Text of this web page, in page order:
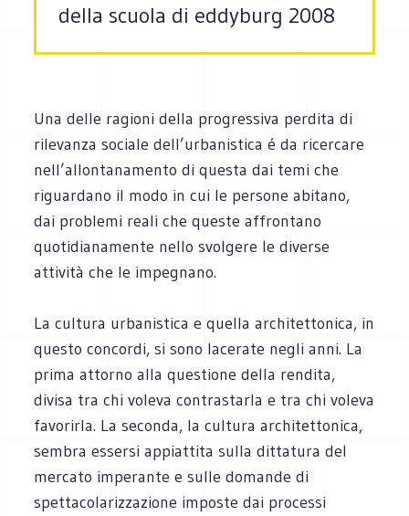
della scuola di eddyburg 2008
Una delle ragioni della progressiva perdita di
rilevanza sociale dell’urbanistica é da ricercare
nell’allontanamento di questa dai temi che
riguardano il modo in cui le persone abitano,
dai problemi reali che queste affrontano
quotidianamente nello svolgere le diverse
attività che le impegnano.
La cultura urbanistica e quella architettonica, in
questo concordi, si sono lacerate negli anni. La
prima attorno alla questione della rendita,
divisa tra chi voleva contrastarla e tra chi voleva
favorirla. La seconda, la cultura architettonica,
sembra essersi appiattita sulla dittatura del
mercato imperante e sulle domande di
spettacolarizzazione imposte dai processi